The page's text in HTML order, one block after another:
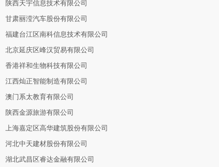
陕西天宇信息技术有限公司
甘肃丽滢汽车股份有限公司
福建台江区南科信息技术有限公司
北京延庆区峰汉贸易有限公司
香港祥和生物科技有限公司
江西灿正智能制造有限公司
澳门系太教育有限公司
陕西金源旅游有限公司
上海嘉定区高华建筑股份有限公司
河北中天建材股份有限公司
湖北武昌区睿达金融有限公司